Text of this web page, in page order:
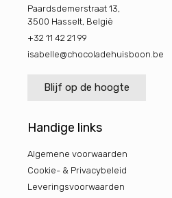
Paardsdemerstraat 13,
3500 Hasselt, België
+32 11 42 21 99
isabelle@chocoladehuisboon.be
Blijf op de hoogte
Handige links
Algemene voorwaarden
Cookie- & Privacybeleid
Leveringsvoorwaarden